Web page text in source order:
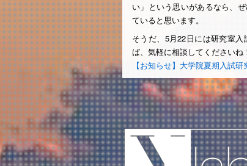
い」という思いがあるなら、
ていると思います。
そうだ、5月22日には研究室
ば、気軽に相談してくださいね
【お知らせ】大学院夏期入試